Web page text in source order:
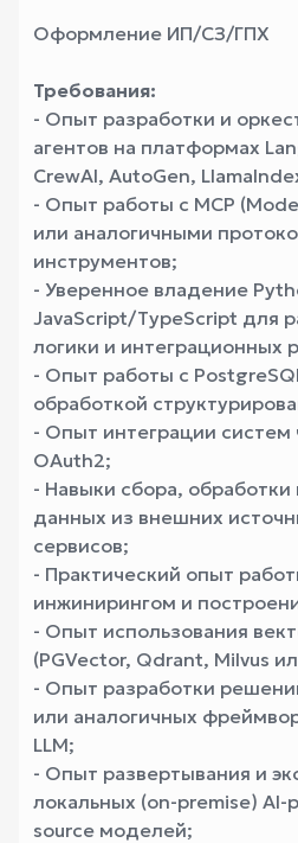
Оформление ИП/СЗ/ГПХ
Требования:
- Опыт разработки и
агентов на платформах
CrewAI, AutoGen,
- Опыт работы с MCP
или аналогичными
инструментов;
- Уверенное владение
JavaScript/TypeScript для
логики и интеграционных
- Опыт работы с
обработкой
- Опыт интеграции систем
OAuth2;
- Навыки сбора,
данных из внешних
сервисов;
- Практический опыт
инжинирингом и
- Опыт использования
(PGVector, Qdrant, Milvus
- Опыт разработки
или аналогичных
LLM;
- Опыт развертывания и
локальных (on-premise)
source моделей;